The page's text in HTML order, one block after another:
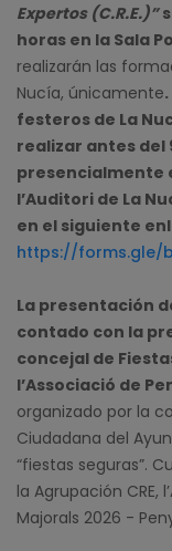
Expertos (C.R.E.)”
horas en la Sala
realizarán las
Nucía, únicamente
festeros de La
realizar antes del
presencialmente
l’Auditori de La
en el siguiente
https://forms.gle/
La presentación
contado con la
concejal de
l’Associació de
organizado por la
Ciudadana del
“fiestas seguras”.
la Agrupación CRE,
Majorals 2026 -